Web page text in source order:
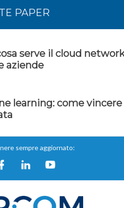
PAPER
serve il cloud
aziende
learning: come vincere
sempre aggiornato: